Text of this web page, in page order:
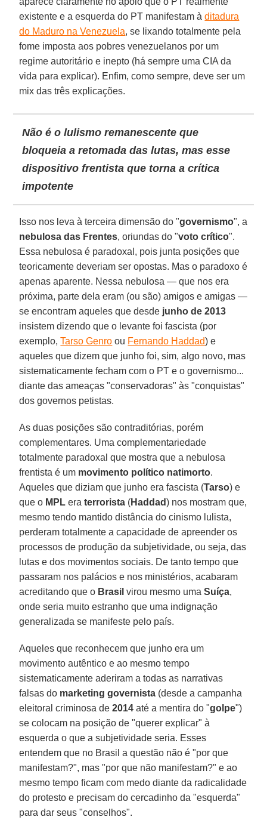
existente e a esquerda do PT manifestam àditadura
do Maduro na Venezuela, se lixando totalmente pela
fome imposta aos pobres venezuelanos por um
regime autoritário e inepto (há sempre uma CIA da
vida para explicar). Enfim, como sempre, deve ser um
mix das três explicações.
Não é o lulismo remanescente que
bloqueia a retomada das lutas, mas esse
dispositivo frentista que torna a crítica
impotente
Isso nos leva à terceira dimensão do "governismo", a
nebulosa das Frentes, oriundas do "voto crítico".
Essa nebulosa é paradoxal, pois junta posições que
teoricamente deveriam ser opostas. Mas o paradoxo é
apenas aparente. Nessa nebulosa — que nos era
próxima, parte dela eram (ou são) amigos e amigas —
se encontram aqueles que desde junho de 2013
insistem dizendo que o levante foi fascista (por
exemplo,Tarso Genro ou Fernando Haddad) e
aqueles que dizem que junho foi, sim, algo novo, mas
sistematicamente fecham com o PT e o governismo...
diante das ameaças "conservadoras" às "conquistas"
dos governos petistas.
As duas posições são contraditórias, porém
complementares. Uma complementariedade
totalmente paradoxal que mostra que a nebulosa
frentista é um movimento político natimorto.
Aqueles que diziam que junho era fascista (Tarso) e
que o MPLera terrorista (Haddad) nos mostram que,
mesmo tendo mantido distância do cinismo lulista,
perderam totalmente a capacidade de apreender os
processos de produção da subjetividade, ou seja, das
lutas e dos movimentos sociais. De tanto tempo que
passaram nos palácios e nos ministérios, acabaram
acreditando que o Brasil virou mesmo umaSuíça,
onde seria muito estranho que uma indignação
generalizada se manifeste pelo país.
Aqueles que reconhecem que junho era um
movimento autêntico e ao mesmo tempo
sistematicamente aderiram a todas as narrativas
falsas do marketing governista (desde a campanha
eleitoral criminosa de2014 até a mentira do "golpe")
se colocam na posição de "querer explicar" à
esquerda o que a subjetividade seria. Esses
entendem que no Brasil a questão não é "por que
manifestam?", mas "por que não manifestam?" e ao
mesmo tempo ficam com medo diante da radicalidade
do protesto e precisam do cercadinho da "esquerda"
para dar seus "conselhos".